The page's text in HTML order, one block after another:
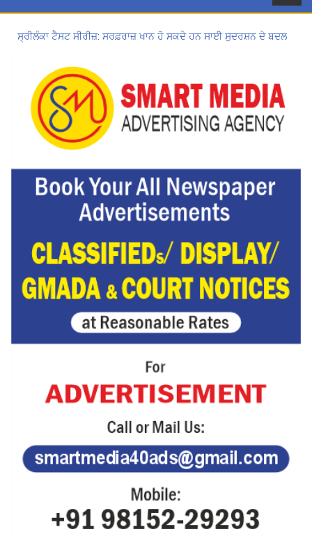
ਗੁਰਨੂਰ ਬਰਾੜ ਨੇ ਇਕ ਓਵਰ ‘ਚ ਜੜੇ 4 ਛੱਕੇ; ਗੰਭੀਰ ਦੇ ਚਿਹਰੇ ’ਤੇ ਆਈ ਮੁਸਕਾਨ
Hukamnama Sri Darbar Sahib, Amritsar – Punjabi Dunia
CM ਮਾਨ ਨੇ 866 ਨੌਜਵਾਨਾਂ ਨੂੰ ਸਰਕਾਰੀ ਨੌਕਰੀਆਂ ਦੇ ਨਿਯੁਕਤੀ ਪੱਤਰ ਸੌਂਪੇ
Hukamnama Sri Darbar Sahib, Amritsar – Punjabi Dunia
ਸ੍ਰੀਲੰਕਾ ਟੈਸਟ ਸੀਰੀਜ਼: ਸਰਫ਼ਰਾਜ਼ ਖਾਨ ਹੋ ਸਕਦੇ ਹਨ ਸਾਈ ਸੁਦਰਸ਼ਨ ਦੇ ਬਦਲ